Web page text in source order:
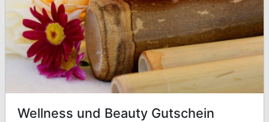
Wellness und Beauty Gutschein